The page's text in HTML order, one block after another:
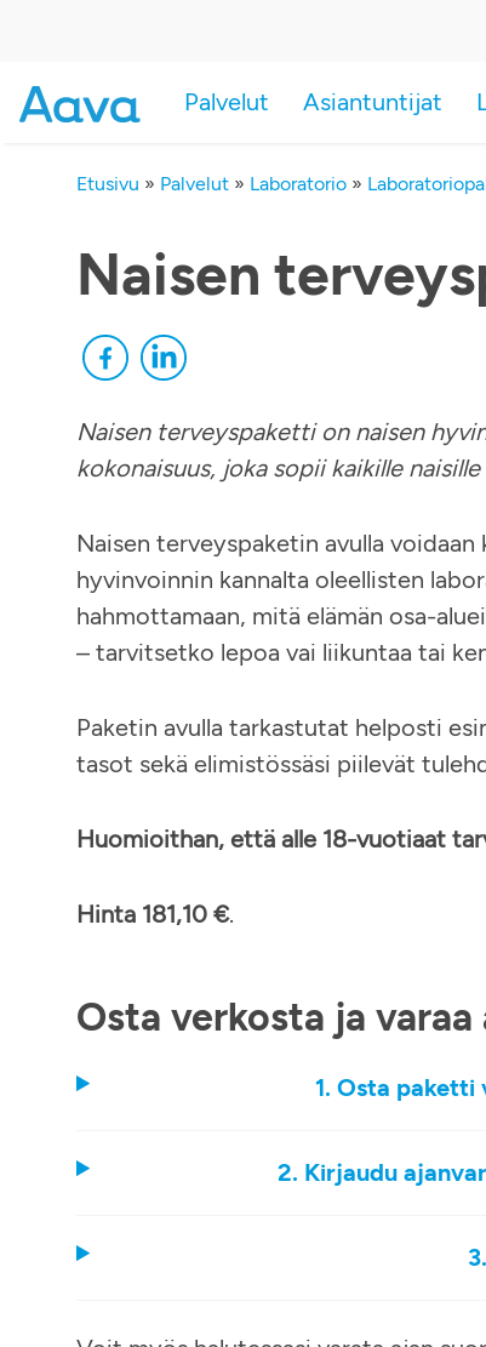
Palvelut Asiantuntijat
Etusivu » Palvelut » Laboratorio »
Naisen
Naisen terveyspaketti on naisen
kokonaisuus, joka sopii kaikille
Naisen terveyspaketin avulla
hyvinvoinnin kannalta oleellisten
hahmottamaan, mitä elämän osa-
– tarvitsetko lepoa vai liikuntaa tai
Paketin avulla tarkastutat helposti
tasot sekä elimistössäsi piilevät
Huomioithan, että alle 18-vuotiaat
Hinta 181,10 €.
Osta verkosta ja varaa
1. Osta paketti
2. Kirjaudu